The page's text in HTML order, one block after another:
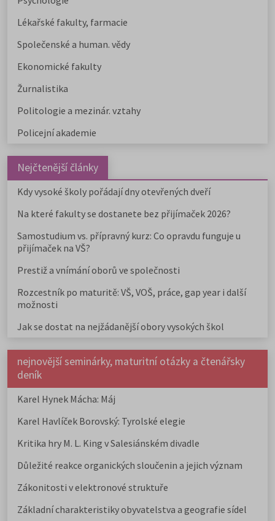
Lékařské fakulty, farmacie
Společenské a human. vědy
Ekonomické fakulty
Žurnalistika
Politologie a mezinár. vztahy
Policejní akademie
Nejčtenější články
Kdy vysoké školy pořádají dny otevřených dveří
Na které fakulty se dostanete bez přijímaček 2026?
Samostudium vs. přípravný kurz: Co opravdu funguje u
přijímaček na VŠ?
Prestiž a vnímání oborů ve společnosti
Rozcestník po maturitě: VŠ, VOŠ, práce, gap year i další
možnosti
Jak se dostat na nejžádanější obory vysokých škol
nejnovější seminárky, maturitní otázky a čtenářsky
deník
Karel Hynek Mácha: Máj
Karel Havlíček Borovský: Tyrolské elegie
Kritika hry M. L. King v Salesiánském divadle
Důležité reakce organických sloučenin a jejich význam
Zákonitosti v elektronové struktuře
Základní charakteristiky obyvatelstva a geografie sídel